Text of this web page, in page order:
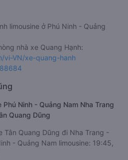
limousine ở Phú Ninh - Quảng
nhà xe Quang Hạnh:
vi-VN/xe-quang-hanh
Ninh - Quảng Nam Nha Trang
Quang Dũng
Tân Quang Dũng đi Nha Trang -
- Quảng Nam limousine: 19:45,